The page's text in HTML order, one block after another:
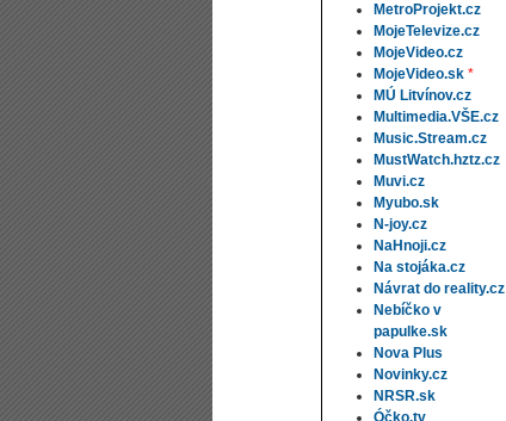
MetroProjekt.cz
MojeTelevize.cz
MojeVideo.cz
MojeVideo.sk *
MÚ Litvínov.cz
Multimedia.VŠE.cz
Music.Stream.cz
MustWatch.hztz.cz
Muvi.cz
Myubo.sk
N-joy.cz
NaHnoji.cz
Na stojáka.cz
Návrat do reality.cz
Nebíčko v
papulke.sk
Nova Plus
Novinky.cz
NRSR.sk